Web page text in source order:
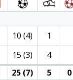
10 (4) 1
15 (3) 4
25 (7) 5 0